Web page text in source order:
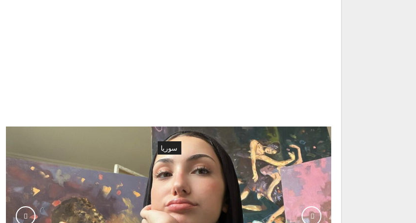
سوريا